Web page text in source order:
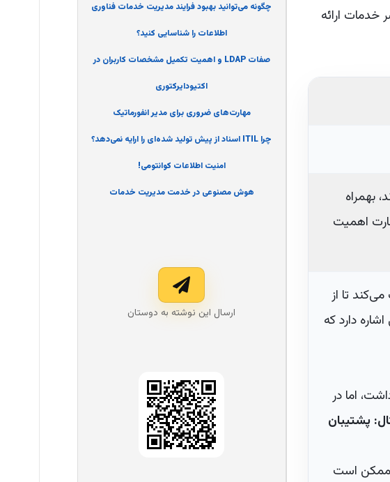
ارائه
بهمراه
اهمیت
تا از
دارد که
اما در
پشتیبان
ممکن است
چگونه می‌توانید بهبود فرایند مدیریت خدمات فناوری
اطلاعات را شناسایی کنید؟
صفات LDAP و اهمیت تکمیل مشخصات کاربران در
اکتیودایرکتوری
مهارت‌های ضروری برای مدیر انفورماتیک
چرا ITIL اسناد از پیش تولید شده‌ای را ارایه نمی‌دهد؟
امنیت اطلاعات کوانتومی!
هوش مصنوعی در خدمت مدیریت خدمات
ارسال این نوشته به دوستان‌